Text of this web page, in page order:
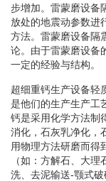
步增加。雷蒙磨设备
放处的地震动参数进
方法。雷蒙磨设备隔
论。由于雷蒙磨设备
一定的经验与结构。
超细重钙生产设备轻
是他们的生产生产工
钙是采用化学方法制
消化，石灰乳净化，
用物理方法研磨而得
（如：方解石、大
洗、去泥输送-颚式